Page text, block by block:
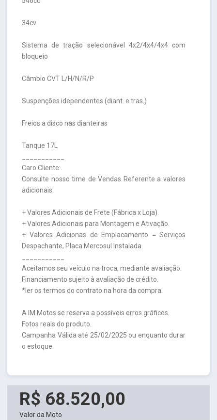
34cv
Sistema de tração selecionável 4x2/4x4/4x4 com
bloqueio
Câmbio CVT L/H/N/R/P
Suspenções idependentes (diant. e tras.)
Freios a disco nas dianteiras
Tanque 17L
Caro Cliente:
Consulte nosso time de Vendas Referente a valores
adicionais:
+ Valores Adicionais de Frete (Fábrica x Loja).
+ Valores Adicionais para Montagem e Ativação.
+ Valores Adicionas de Emplacamento = Serviços
Despachante, Placa Mercosul Instalada.
Aceitamos seu veículo na troca, mediante avaliação.
Financiamento sujeito à avaliação de crédito.
*ler os termos do contrato na hora da compra.
A IM Motos se reserva a possíveis erros gráficos.
Fotos reais do produto.
Campanha Válida até 25/02/2025 ou enquanto durar
o estoque.
R$ 68.520,00
Valor da Moto